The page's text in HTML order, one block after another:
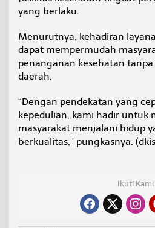
yang berlaku.
Menurutnya, kehadiran
dapat mempermudah
penanganan kesehatan
daerah.
“Dengan pendekatan yang
kepedulian, kami hadir untuk
masyarakat menjalani hidup
berkualitas,” pungkasnya.
Ikuti Kami